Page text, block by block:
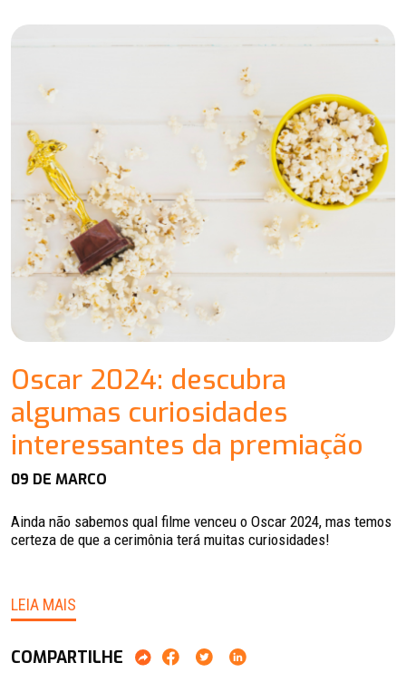
Oscar 2024: descubra
algumas curiosidades
interessantes da premiação
09 DE MARCO
Ainda não sabemos qual filme venceu o Oscar 2024, mas temos
certeza de que a cerimônia terá muitas curiosidades!
LEIA MAIS
COMPARTILHE